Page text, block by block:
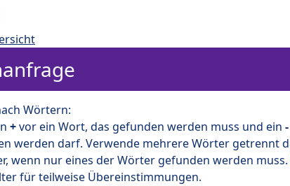
Wörtern:
+vor ein Wort, das gefunden werden muss und ein -
werden darf. Verwende mehrere Wörter getrennt
wenn nur eines der Wörter gefunden werden
für teilweise Übereinstimmungen.